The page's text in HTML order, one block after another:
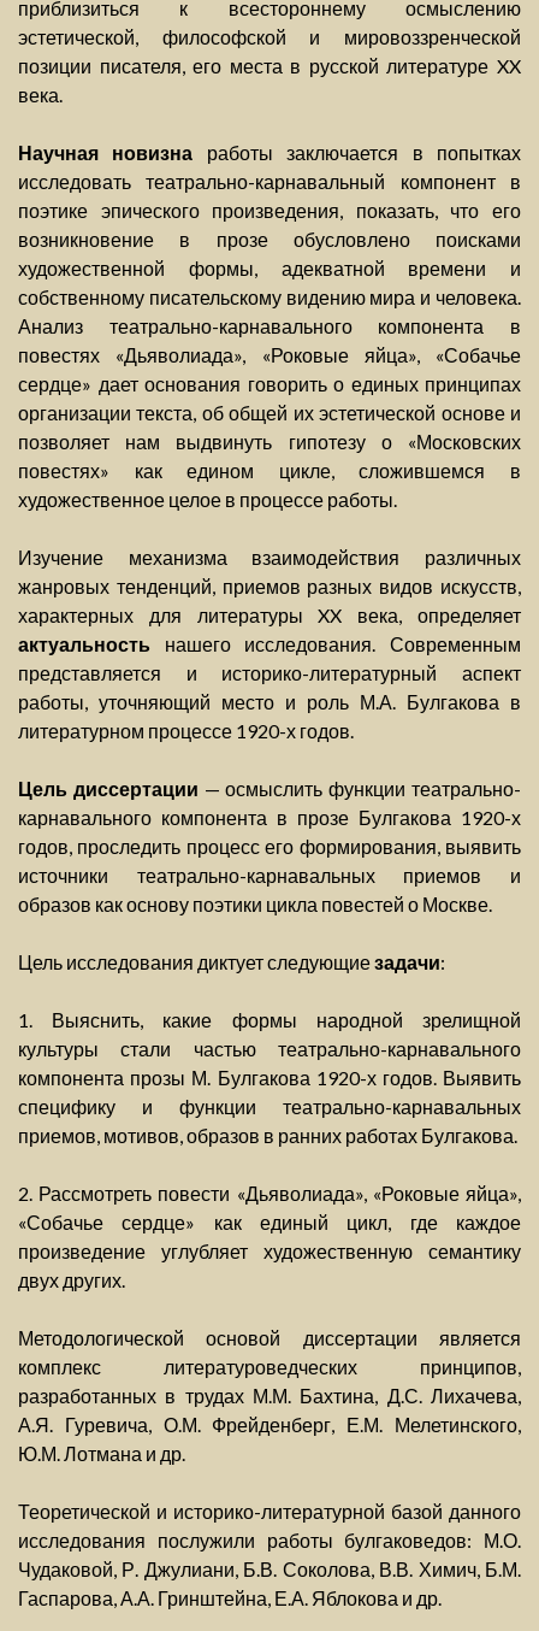
приблизиться к всестороннему осмыслению
эстетической, философской и мировоззренческой
позиции писателя, его места в русской литературе XX
века.
Научная новизна работы заключается в попытках
исследовать театрально-карнавальный компонент в
поэтике эпического произведения, показать, что его
возникновение в прозе обусловлено поисками
художественной формы, адекватной времени и
собственному писательскому видению мира и человека.
Анализ театрально-карнавального компонента в
повестях «Дьяволиада», «Роковые яйца», «Собачье
сердце» дает основания говорить о единых принципах
организации текста, об общей их эстетической основе и
позволяет нам выдвинуть гипотезу о «Московских
повестях» как едином цикле, сложившемся в
художественное целое в процессе работы.
Изучение механизма взаимодействия различных
жанровых тенденций, приемов разных видов искусств,
характерных для литературы XX века, определяет
актуальность нашего исследования. Современным
представляется и историко-литературный аспект
работы, уточняющий место и роль М.А. Булгакова в
литературном процессе 1920-х годов.
Цель диссертации — осмыслить функции театрально-
карнавального компонента в прозе Булгакова 1920-х
годов, проследить процесс его формирования, выявить
источники театрально-карнавальных приемов и
образов как основу поэтики цикла повестей о Москве.
Цель исследования диктует следующиезадачи:
1. Выяснить, какие формы народной зрелищной
культуры стали частью театрально-карнавального
компонента прозы М. Булгакова 1920-х годов. Выявить
специфику и функции театрально-карнавальных
приемов, мотивов, образов в ранних работах Булгакова.
2. Рассмотреть повести «Дьяволиада», «Роковые яйца»,
«Собачье сердце» как единый цикл, где каждое
произведение углубляет художественную семантику
двух других.
Методологической основой диссертации является
комплекс литературоведческих принципов,
разработанных в трудах М.М. Бахтина, Д.С. Лихачева,
А.Я. Гуревича, О.М. Фрейденберг, Е.М. Мелетинского,
Ю.М. Лотмана и др.
Теоретической и историко-литературной базой данного
исследования послужили работы булгаковедов: М.О.
Чудаковой, Р. Джулиани, Б.В. Соколова, В.В. Химич, Б.М.
Гаспарова, А.А. Гринштейна, Е.А. Яблокова и др.